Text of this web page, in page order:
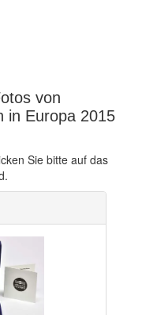
von
in Europa 2015
Sie bitte auf das